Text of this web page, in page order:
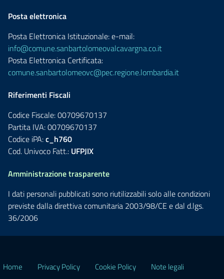
Posta elettronica
Posta Elettronica Istituzionale: e-mail:
info@comune.sanbartolomeovalcavargna.co.it
Posta Elettronica Certificata:
comune.sanbartolomeovc@pec.regione.lombardia.it
Riferimenti Fiscali
Codice Fiscale: 00709670137
Partita IVA: 00709670137
Codice iPA:c_h760
Cod. Univoco Fatt.: UFPJIX
Amministrazione trasparente
I dati personali pubblicati sono riutilizzabili solo alle condizioni
previste dalla direttiva comunitaria 2003/98/CE e dal d.lgs.
36/2006
Home Privacy Policy Cookie Policy Note legali